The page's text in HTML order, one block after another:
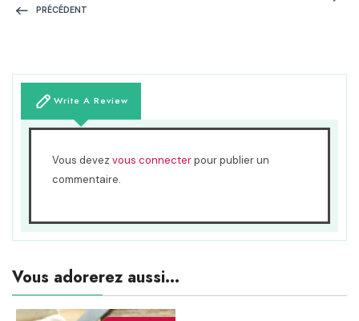
PRÉCÉDENT
Write A Review
Vous devez vous connecterpour publier un
commentaire.
Vous adorerez aussi...